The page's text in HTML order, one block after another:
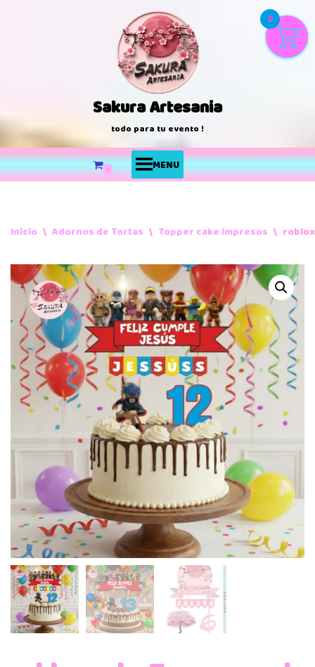
Sakura Artesania
todo para tu evento !
0 MENU
Inicio \ Adornos de Tortas \ Topper cake impresos \
0